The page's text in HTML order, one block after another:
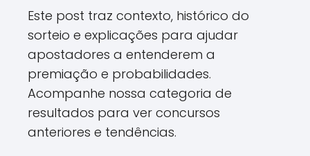
Este post traz contexto, histórico do
sorteio e explicações para ajudar
apostadores a entenderem a
premiação e probabilidades.
Acompanhe nossa categoria de
resultados para ver concursos
anteriores e tendências.